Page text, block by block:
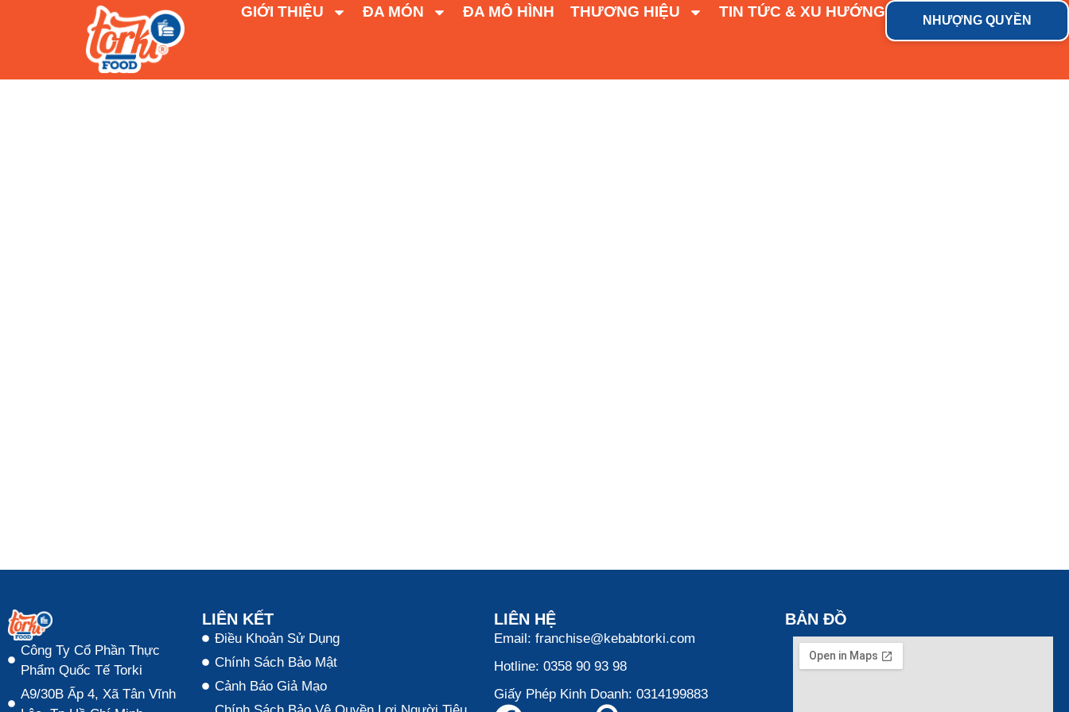
GIỚI THIỆU ĐA MÓN ĐA MÔ HÌNH THƯƠNG HIỆU TIN TỨC & XU HƯỚNG
NHƯỢNG QUYỀN
Công Ty Cổ Phần Thực
Phẩm Quốc Tế Torki
A9/30B Ấp 4, Xã Tân Vĩnh
LIÊN KẾT
Điều Khoản Sử Dụng
Chính Sách Bảo Mật
Cảnh Báo Giả Mạo
LIÊN HỆ
Email: franchise@kebabtorki.com
Hotline: 0358 90 93 98
Giấy Phép Kinh Doanh: 0314199883
BẢN ĐỒ